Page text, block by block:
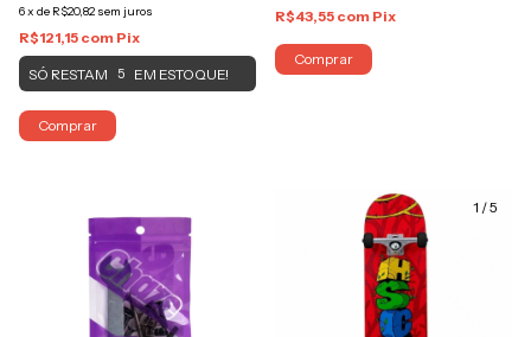
6x de R$20,82 sem juros
R$121,15 com Pix
SÓ RESTAM 5 EM ESTOQUE!
Comprar
R$43,55 com Pix
1 /5